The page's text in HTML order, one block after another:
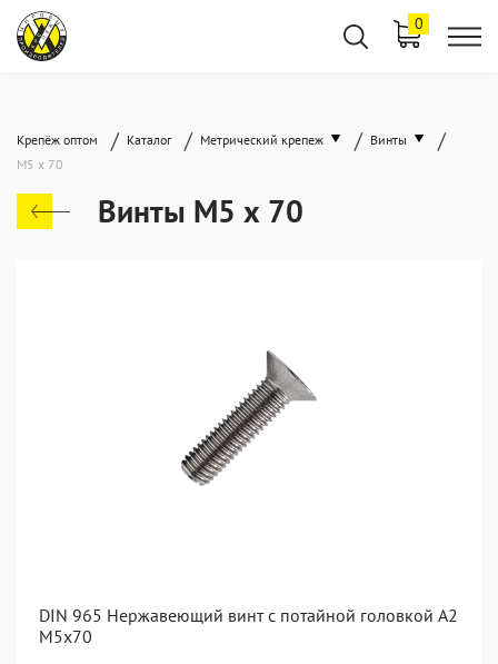
0
Крепёж оптом / Каталог / Метрический крепеж / Винты /
М5 х 70
Винты М5 х 70
DIN 965 Нержавеющий винт с потайной головкой А2
М5x70